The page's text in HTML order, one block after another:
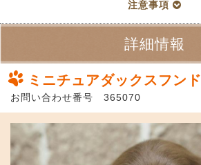
注意事項
詳細情報
ミニチュアダックスフンド
お問い合わせ番号 365070